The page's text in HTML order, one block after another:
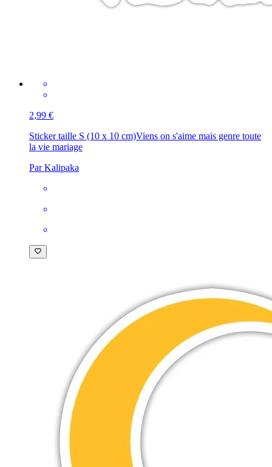
2,99 €
Sticker taille S (10 x 10 cm)Viens on s'aime mais genre toute
la vie mariage
Par Kalipaka